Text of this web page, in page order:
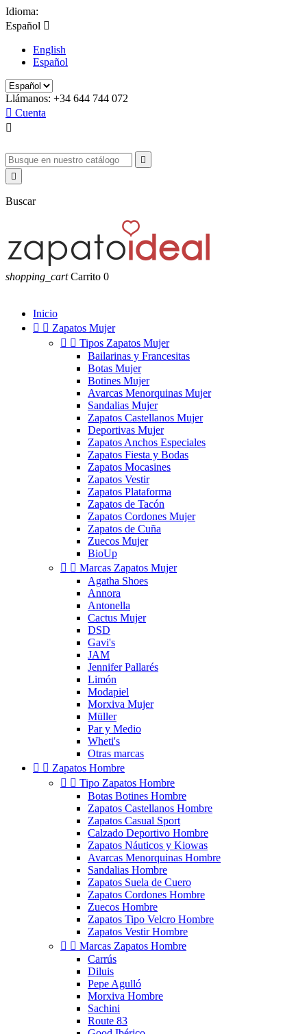
Idioma:
Español 
English
Español
Llámanos: +34 644 744 072
 Cuenta



Buscar
shopping_cart Carrito 0
Inicio
  Zapatos Mujer
  Tipos Zapatos Mujer
Bailarinas y Francesitas
Botas Mujer
Botines Mujer
Avarcas Menorquinas Mujer
Sandalias Mujer
Zapatos Castellanos Mujer
Deportivas Mujer
Zapatos Anchos Especiales
Zapatos Fiesta y Bodas
Zapatos Mocasines
Zapatos Vestir
Zapatos Plataforma
Zapatos de Tacón
Zapatos Cordones Mujer
Zapatos de Cuña
Zuecos Mujer
BioUp
  Marcas Zapatos Mujer
Agatha Shoes
Annora
Antonella
Cactus Mujer
DSD
Gavi's
JAM
Jennifer Pallarés
Limón
Modapiel
Morxiva Mujer
Müller
Par y Medio
Wheti's
Otras marcas
  Zapatos Hombre
  Tipo Zapatos Hombre
Botas Botines Hombre
Zapatos Castellanos Hombre
Zapatos Casual Sport
Calzado Deportivo Hombre
Zapatos Náuticos y Kiowas
Avarcas Menorquinas Hombre
Sandalias Hombre
Zapatos Suela de Cuero
Zapatos Cordones Hombre
Zuecos Hombre
Zapatos Tipo Velcro Hombre
Zapatos Vestir Hombre
  Marcas Zapatos Hombre
Carrús
Diluis
Pepe Agulló
Morxiva Hombre
Sachini
Route 83